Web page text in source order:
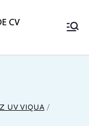
Novo Agua
UV VIQUA